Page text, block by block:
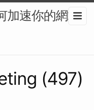
加速你的網站-
(497)